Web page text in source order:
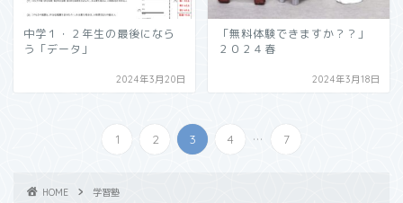
中学１・２年生の最後になら
う「データ」
2024年3月20日
「無料体験できますか？？」
２０２４春
2024年3月18日
1 2 3 4 ... 7
HOME 学習塾